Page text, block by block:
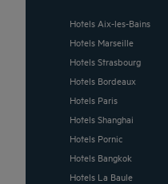
Hotels Aix-les-Bains
Hotels Marseille
Hotels Strasbourg
Hotels Bordeaux
Hotels Paris
Hotels Shanghai
Hotels Pornic
Hotels Bangkok
Hotels La Baule